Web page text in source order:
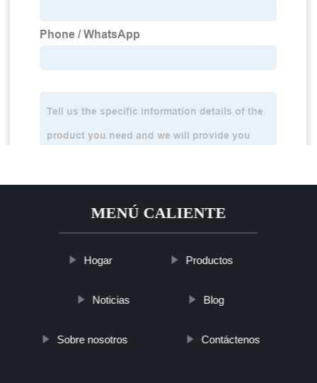
MENÚ CALIENTE
Hogar Productos
Noticias Blog
Sobre nosotros Contáctenos